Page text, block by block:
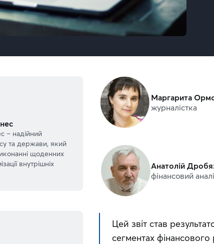
Маргарита
журналістка
Анатолій
фінансовий
Цей звіт став
сегментах
– надійний
та держави, який
щоденних
внутрішніх